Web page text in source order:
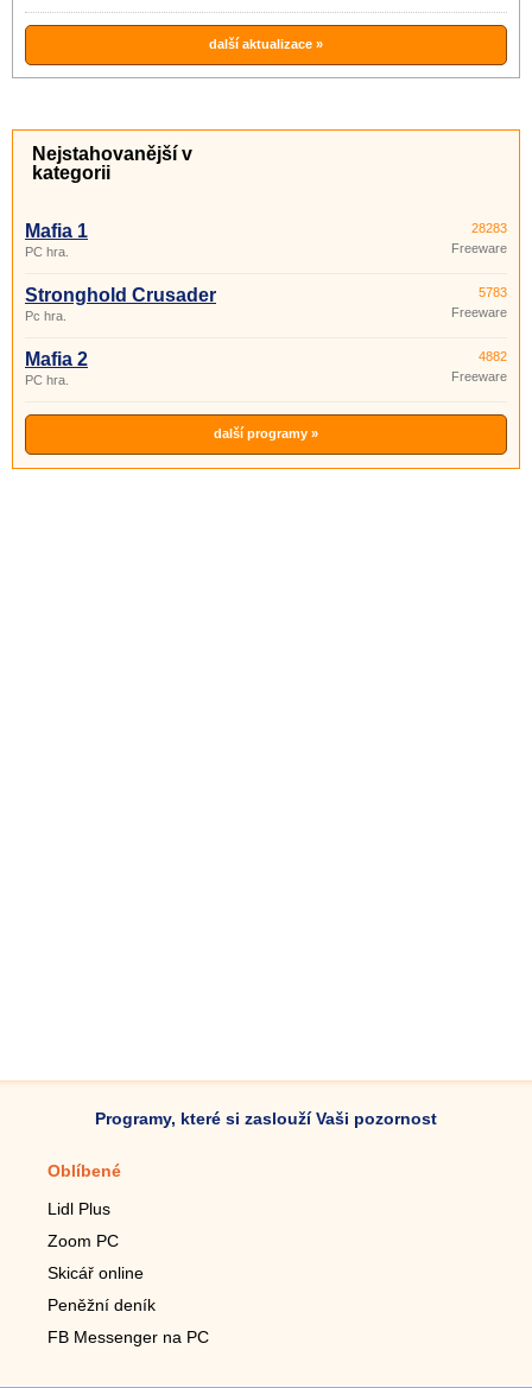
další aktualizace »
Nejstahovanější v
kategorii
Mafia 1
PC hra.
28283
Freeware
Stronghold Crusader
Pc hra.
5783
Freeware
Mafia 2
PC hra.
4882
Freeware
další programy »
Programy, které si zaslouží Vaši pozornost
Oblíbené
Lidl Plus
Zoom PC
Skicář online
Peněžní deník
FB Messenger na PC